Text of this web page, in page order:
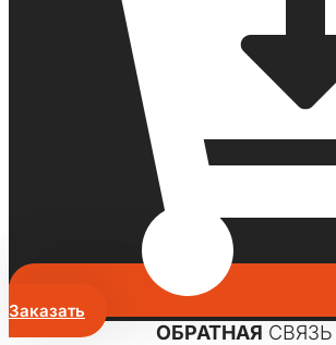
Заказать
ОБРАТНАЯ СВЯЗЬ